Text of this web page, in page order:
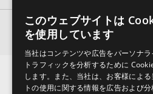
★2
★1
レビューをもっと見る »
ただけませんので、ご注意ください
への表示にも対応しておりません。
4GBを超えるデータに関するご注意：
HDDには、1ファイル4GBを超える
せん。データ容量が4GBを超えるダ
きます際には、NTFSやHFS＋でフ
いただく必要がございます。
【Producer Loops】約4,000タイト
50%OFF！サマーセール！
LATIN SUMMER BUNDLE (VOLS 1-
関連サポート情報
2022.06.06
MIDI形式サンプルパックの追加方法
このウェブサイトは
を使用しています
当社はコンテンツや広告をパーソナラ
トラフィックを分析するために
します。また、当社は、お客様による
トの使用に関する情報を広告および分